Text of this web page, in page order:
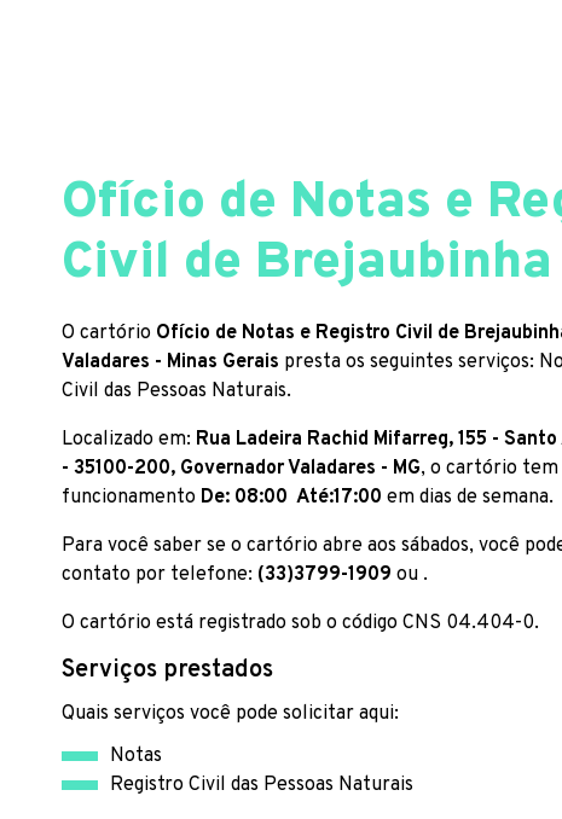
Ofício de Notas e
Civil de Brejaubinha
O cartório Ofício de Notas e Registro Civil de
Valadares - Minas Gerais presta os seguintes serviços:
Civil das Pessoas Naturais.
Localizado em: Rua Ladeira Rachid Mifarreg, 155 -
- 35100-200, Governador Valadares - MG, o cartório
funcionamento De: 08:00 Até:17:00 em dias de semana.
Para você saber se o cartório abre aos sábados, você
contato por telefone: (33)3799-1909 ou .
O cartório está registrado sob o código CNS 04.404-0.
Serviços prestados
Quais serviços você pode solicitar aqui:
Notas
Registro Civil das Pessoas Naturais